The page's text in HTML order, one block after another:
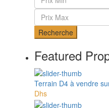
Recherche
Featured
Terrain D4 à vendre
Dhs